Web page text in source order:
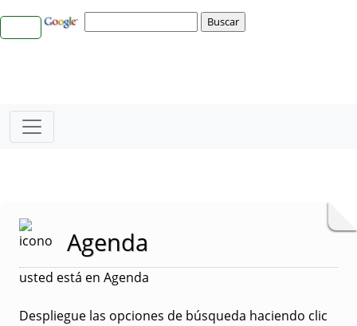
Agenda
usted está en Agenda
Despliegue las opciones de búsqueda haciendo clic